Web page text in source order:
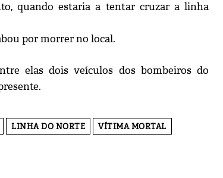
quando estaria a tentar cruzar a linha
por morrer no local.
elas dois veículos dos bombeiros do
LINHA DO NORTE VÍTIMA MORTAL